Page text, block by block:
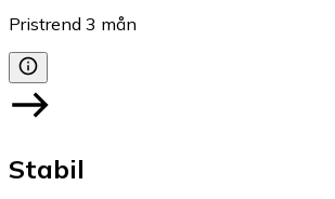
Pristrend 3 mån
Stabil